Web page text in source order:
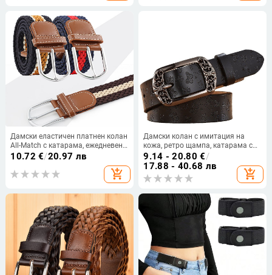
Дамски еластичен платнен колан
All-Match с катарама, ежедневен
дамски еластични панталони,
10.72 €/20.97 лв
add_shopping_cart
Дамски колан с имитация на
кожа, ретро щампа, катарама с
игла, корейски стил, универсални
модни ежедневни панталони с
широк колан на едро за жени
9.14 - 20.80 €/
17.88 - 40.68 лв
add_shopping_cart